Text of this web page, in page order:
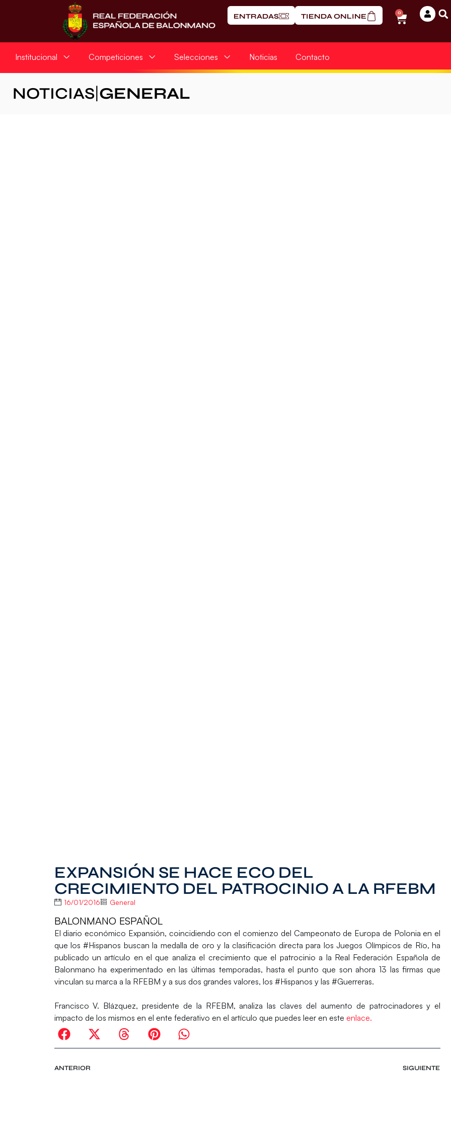
ENTRADAS TIENDA ONLINE 0
Institucional Competiciones Selecciones Noticias Contacto
NOTICIAS GENERAL
EXPANSIÓN SE HACE ECO DEL
CRECIMIENTO DEL PATROCINIO A LA RFEBM
16/01/2016 General
BALONMANO ESPAÑOL
El diario económico Expansión, coincidiendo con el comienzo del Campeonato de Europa de Poloniaen el
que los#Hispanos buscan la medalla de oro y la clasificación directa para losJuegos Olímpicos de Río, ha
publicado un artículo en el que analiza el crecimiento que el patrocinio a la Real Federación Española de
Balonmano ha experimentado en las últimas temporadas, hasta el punto que son ahora 13 las firmas que
vinculan su marca a la RFEBM y a sus dos grandes valores, los #Hispanos y las #Guerreras.
Francisco V. Blázquez, presidente de la RFEBM, analiza las claves del aumento de patrocinadores y el
impacto de los mismos en el ente federativo en el artículo que puedes leer en este enlace.
ANTERIOR SIGUIENTE